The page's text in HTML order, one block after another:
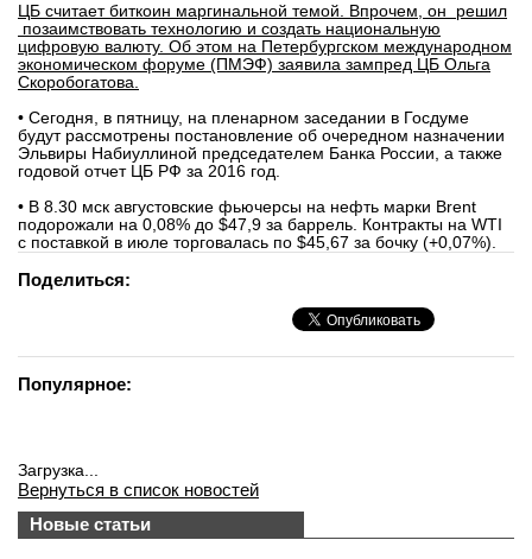
ЦБ считает биткоин маргинальной темой. Впрочем, он решил
позаимствовать технологию и создать национальную
цифровую валюту. Об этом на Петербургском международном
экономическом форуме (ПМЭФ) заявила зампред ЦБ Ольга
Скоробогатова.
• Сегодня, в пятницу, на пленарном заседании в Госдуме
будут рассмотрены постановление об очередном назначении
Эльвиры Набиуллиной председателем Банка России, а также
годовой отчет ЦБ РФ за 2016 год.
• В 8.30 мск августовские фьючерсы на нефть марки Brent
подорожали на 0,08% до $47,9 за баррель. Контракты на WTI
с поставкой в июле торговалась по $45,67 за бочку (+0,07%).
Поделиться:
Популярное:
Загрузка...
Вернуться в список новостей
Новые статьи